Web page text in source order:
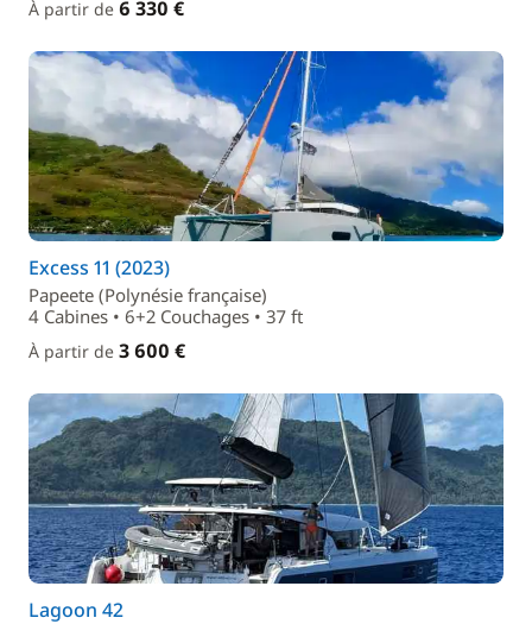
À partir de 6 330 €
Excess 11 (2023)
Papeete (Polynésie française)
4 Cabines • 6+2 Couchages • 37 ft
À partir de 3 600 €
Lagoon 42